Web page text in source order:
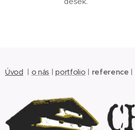
Úvod | o nás |portfolio | reference |